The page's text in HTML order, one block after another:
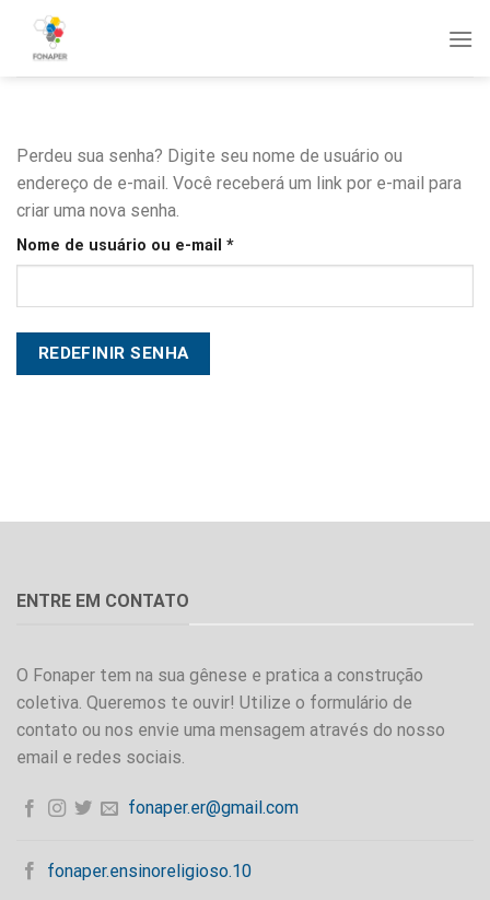
content
Perdeu sua senha? Digite seu nome de usuário ou
endereço de e-mail. Você receberá um link por e-mail para
criar uma nova senha.
Nome de usuário ou e-mail *Obrigatório
REDEFINIR SENHA
ENTRE EM CONTATO
O Fonaper tem na sua gênese e pratica a construção
coletiva. Queremos te ouvir! Utilize o formulário de
contato ou nos envie uma mensagem através do nosso
email e redes sociais.
fonaper.er@gmail.com
fonaper.ensinoreligioso.10